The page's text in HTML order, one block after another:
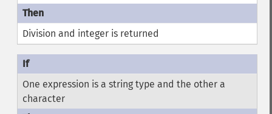
Division and integer is returned
One expression is a string type and the other a
character